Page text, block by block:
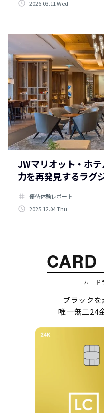
access_time 2026.03.11 Wed
JWマリオット・ホ
力を再発見するラグ
tag
優待体験レポート
access_time 2025.12.04 Thu
CARD
カード
ブラック
唯一無二24